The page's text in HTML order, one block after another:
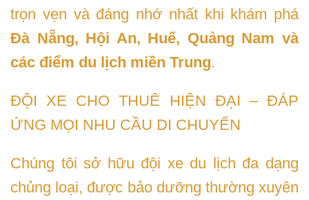
trọn vẹn và đáng nhớ nhất khi khám phá
Đà Nẵng, Hội An, Huế, Quảng Nam và
các điểm du lịch miền Trung.
ĐỘI XE CHO THUÊ HIỆN ĐẠI – ĐÁP
ỨNG MỌI NHU CẦU DI CHUYỂN
Chúng tôi sở hữu đội xe du lịch đa dạng
chủng loại, được bảo dưỡng thường xuyên